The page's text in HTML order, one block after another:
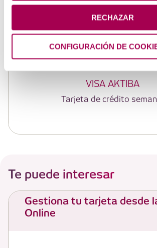
CONFIGURACIÓN DE
RECHAZAR
VISA AKTIBA
Tarjeta de crédito
Te puede interesar
Gestiona tu tarjeta desde
Online